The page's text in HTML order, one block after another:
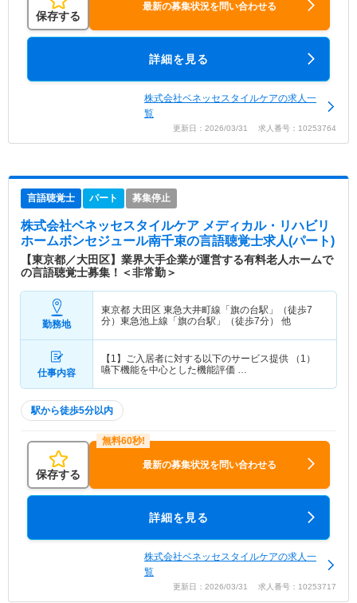
保存する
最新の募集状況を問い合わせる
詳細を見る
株式会社ベネッセスタイルケアの求人一
覧
更新日：2026/03/31 求人番号：10253764
言語聴覚士 パート 募集停止
株式会社ベネッセスタイルケア メディカル・リハビリ
ホームボンセジュール南千束の言語聴覚士求人(パート)
【東京都／大田区】業界大手企業が運営する有料老人ホームで
の言語聴覚士募集！＜非常勤＞
勤務地
東京都 大田区 東急大井町線「旗の台駅」（徒歩7
分）東急池上線「旗の台駅」（徒歩7分） 他
仕事内容
【1】ご入居者に対する以下のサービス提供 （1）
嚥下機能を中心とした機能評価 …
駅から徒歩5分以内
保存する
最新の募集状況を問い合わせる
詳細を見る
株式会社ベネッセスタイルケアの求人一
覧
更新日：2026/03/31 求人番号：10253717